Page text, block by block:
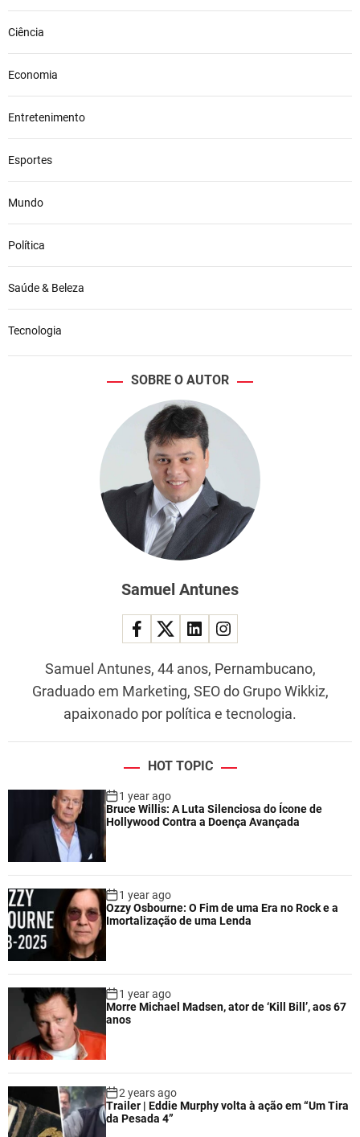
Ciência
Economia
Entretenimento
Esportes
Mundo
Política
Saúde & Beleza
Tecnologia
SOBRE O AUTOR
Samuel Antunes
Samuel Antunes, 44 anos, Pernambucano,
Graduado em Marketing, SEO do Grupo Wikkiz,
apaixonado por política e tecnologia.
HOT TOPIC
1 year ago
Bruce Willis: A Luta Silenciosa do Ícone de
Hollywood Contra a Doença Avançada
1 year ago
Ozzy Osbourne: O Fim de uma Era no Rock e a
Imortalização de uma Lenda
1 year ago
Morre Michael Madsen, ator de ‘Kill Bill’, aos 67
anos
2 years ago
Trailer | Eddie Murphy volta à ação em “Um Tira
da Pesada 4”